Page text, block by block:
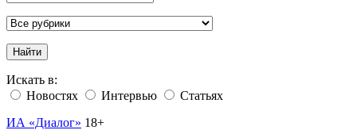
Найти
Искать в:
Новостях
Интервью
Статьях
ИА «Диалог» 18+